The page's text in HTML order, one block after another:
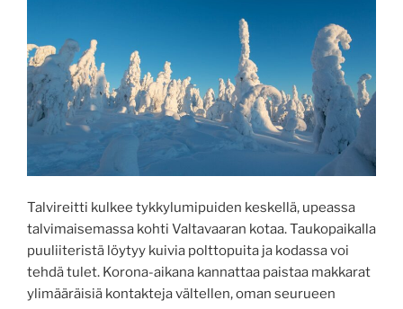
Talvireitti kulkee tykkylumipuiden keskellä, upeassa
talvimaisemassa kohti Valtavaaran kotaa. Taukopaikalla
puuliiteristä löytyy kuivia polttopuita ja kodassa voi
tehdä tulet. Korona-aikana kannattaa paistaa makkarat
ylimääräisiä kontakteja vältellen, oman seurueen